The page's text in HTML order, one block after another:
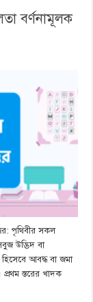
বর্ণনামূলক
পৃথিবীর সকল
উদ্ভিদ বা
আবদ্ধ বা জমা
স্তরের খাদক